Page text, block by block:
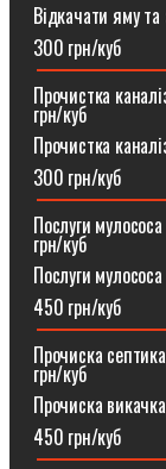
Відкачати яму
300 грн/куб
Прочистка
грн/куб
Прочистка
300 грн/куб
Послуги
грн/куб
Послуги мулососа
450 грн/куб
Прочиска
грн/куб
Прочиска
450 грн/куб